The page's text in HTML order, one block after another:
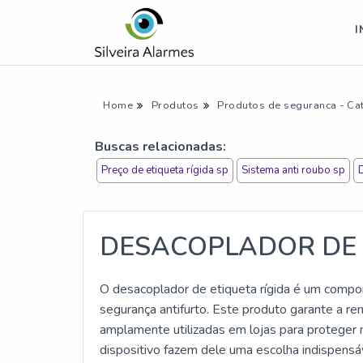
Home Produtos Produtos de seguranca -
Buscas relacionadas:
Preço de etiqueta rígida sp Sistema anti roubo sp
DESACOPLADOR
O desacoplador de etiqueta rígida é um
segurança antifurto. Este produto garante a
amplamente utilizadas em lojas para
dispositivo fazem dele uma escolha